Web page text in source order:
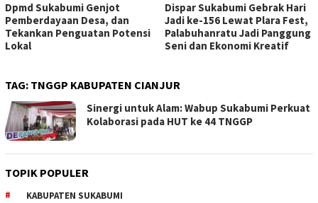
Dpmd Sukabumi Genjot
Pemberdayaan Desa, dan
Tekankan Penguatan Potensi
Lokal
Dispar Sukabumi Gebrak Hari
Jadi ke-156 Lewat Plara Fest,
Palabuhanratu Jadi Panggung
Seni dan Ekonomi Kreatif
TAG: TNGGP KABUPATEN CIANJUR
Sinergi untuk Alam: Wabup Sukabumi Perkuat
Kolaborasi pada HUT ke 44 TNGGP
TOPIK POPULER
KABUPATEN SUKABUMI